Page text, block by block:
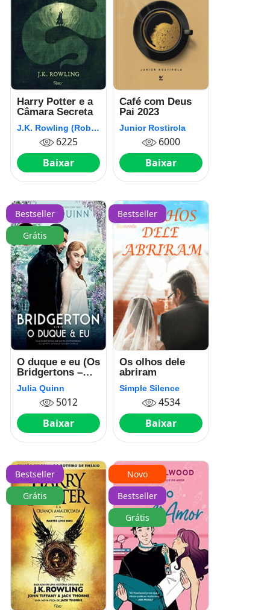
Harry Potter e a
Câmara Secreta
J.K. Rowling (Robert Galbraith)
6225
Baixar
Café com Deus
Pai 2023
Junior Rostirola
6000
Baixar
Bestseller
Grátis
O duque e eu (Os
Bridgertons –
Livro 1)
Julia Quinn
5012
Baixar
Bestseller
Os olhos dele
abriram
Simple Silence
4534
Baixar
Bestseller
Grátis
Novo
Bestseller
Grátis